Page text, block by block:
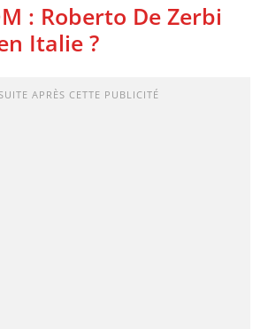
: Roberto De Zerbi
Italie ?
APRÈS CETTE PUBLICITÉ